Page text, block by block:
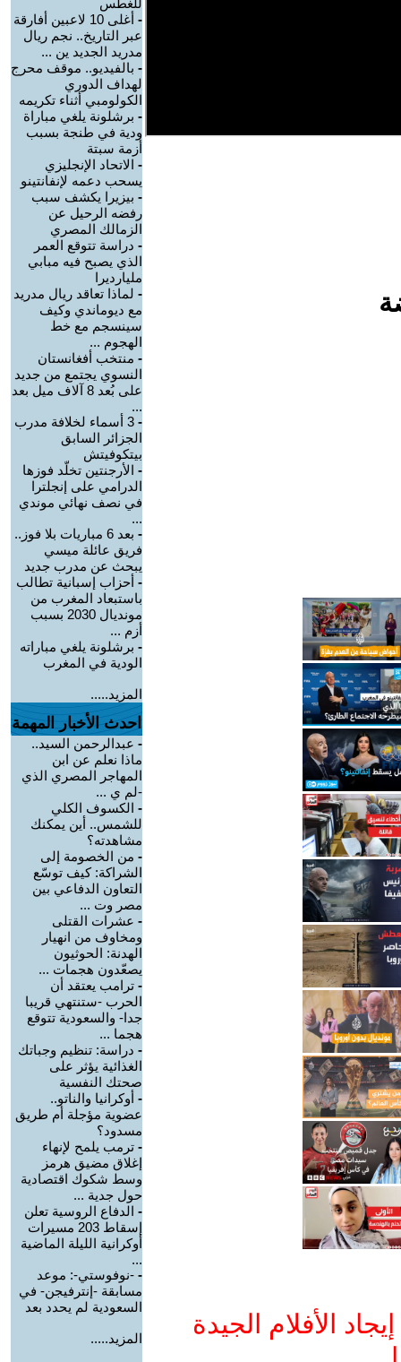
الأفلام الجيدة
للغطس
-
أغلى 10 لاعبين أفارقة
عبر التاريخ.. نجم ريال
مدريد الجديد ين ...
- بالفيديو.. موقف محرج
لهداف الدوري
الكولومبي أثناء تكريمه
- برشلونة يلغي مباراة
ودية في طنجة بسبب
أزمة سبتة
- الاتحاد الإنجليزي
يسحب دعمه لإنفانتينو
- بيزيرا يكشف سبب
رفضه الرحيل عن
الزمالك المصري
- دراسة تتوقع العمر
الذي يصبح فيه مبابي
مليارديرا
- لماذا تعاقد ريال مدريد
مع ديوماندي وكيف
سينسجم مع خط
الهجوم ...
- منتخب أفغانستان
النسوي يجتمع من جديد
على بُعد 8 آلاف ميل بعد
...
-
3 أسماء لخلافة مدرب
الجزائر السابق
بيتكوفيتش
- الأرجنتين تخلّد فوزها
الدرامي على إنجلترا
في نصف نهائي موندي
...
-
بعد 6 مباريات بلا فوز..
فريق عائلة ميسي
يبحث عن مدرب جديد
- أحزاب إسبانية تطالب
باستبعاد المغرب من
مونديال 2030 بسبب
أزم ...
- برشلونة يلغي مباراته
الودية في المغرب
المزيد.....
احدث الأخبار المهمة
- عبدالرحمن السيد..
ماذا نعلم عن ابن
المهاجر المصري الذي
-لم ي ...
- الكسوف الكلي
للشمس.. أين يمكنك
مشاهدته؟
- من الخصومة إلى
الشراكة: كيف توسّع
التعاون الدفاعي بين
مصر وت ...
- عشرات القتلى
ومخاوف من انهيار
الهدنة: الحوثيون
يصعّدون هجمات ...
- ترامب يعتقد أن
الحرب -ستنتهي قريبا
جدا- والسعودية تتوقع
هجما ...
- دراسة: تنظيم وجباتك
الغذائية يؤثر على
صحتك النفسية
- أوكرانيا والناتو..
عضوية مؤجلة أم طريق
مسدود؟
- ترمب يلمح لإنهاء
إغلاق مضيق هرمز
وسط شكوك اقتصادية
حول جدية ...
- الدفاع الروسية تعلن
إسقاط 203 مسيرات
أوكرانية الليلة الماضية
...
- -نوفوستي-: موعد
مسابقة -إنترفيجن- في
السعودية لم يحدد بعد
المزيد.....